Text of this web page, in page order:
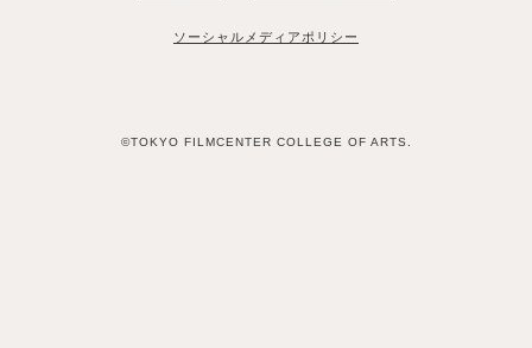
ソーシャルメディアポリシー
©TOKYO FILMCENTER COLLEGE OF ARTS.